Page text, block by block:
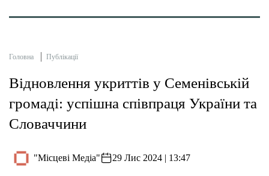
Головна Публікації
Відновлення укриттів у Семенівській
громаді: успішна співпраця України та
Словаччини
"Місцеві Медіа" 29 Лис 2024 | 13:47